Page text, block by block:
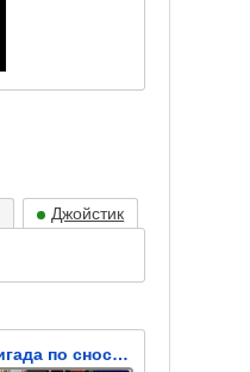
Джойстик
Wrecking Crew 2004 (Бригада по сносу зданий 2004)